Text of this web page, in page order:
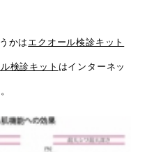
かは エクオール検診キット
検診キット はインターネッ